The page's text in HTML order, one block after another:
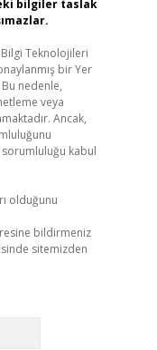
bilgiler taslak
Bilgi Teknolojileri
bir Yer
nedenle,
veya
Ancak,
kabul
olduğunu
bildirmeniz
sitemizden